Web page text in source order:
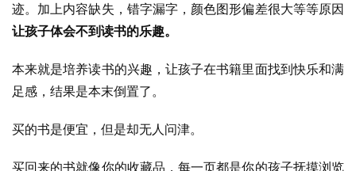
迹。加上内容缺失，错字漏字，颜色图形偏差很大等等原因
让孩子体会不到读书的乐趣。
本来就是培养读书的兴趣，让孩子在书籍里面找到快乐和满
足感，结果是本末倒置了。
买的书是便宜，但是却无人问津。
买回来的书就像你的收藏品，每一页都是你的孩子抚摸浏览